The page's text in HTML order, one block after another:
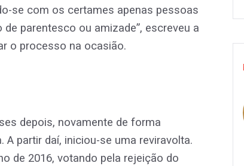
se com os certames apenas pessoas
parentesco ou amizade”, escreveu a
o processo na ocasião.
depois, novamente de forma
partir daí, iniciou-se uma reviravolta.
de 2016, votando pela rejeição do